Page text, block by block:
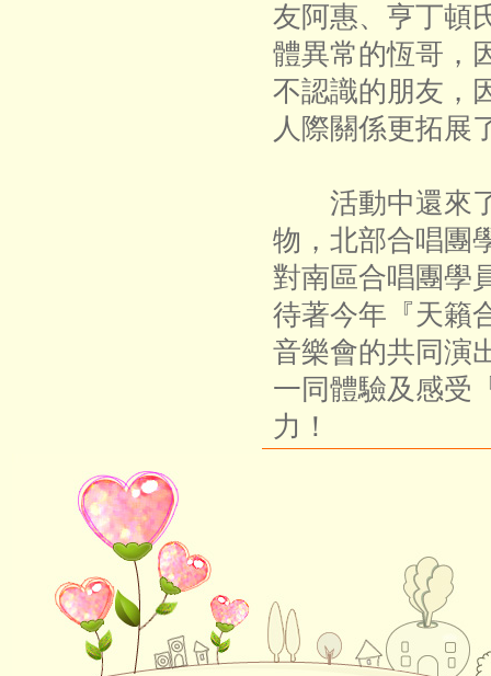
友阿惠、亨丁頓
體異常的恆哥，
不認識的朋友，
人際關係更拓展
活動中還來了
物，北部合唱團
對南區合唱團學
待著今年『天籟
音樂會的共同演
一同體驗及感受
力！